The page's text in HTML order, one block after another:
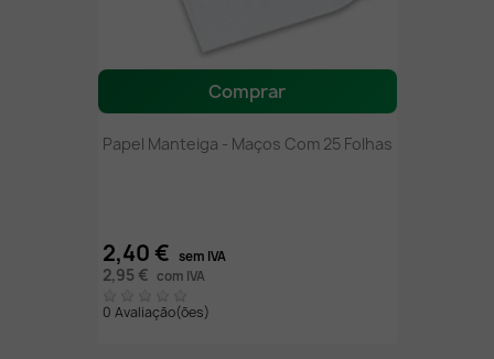
Comprar
Papel Manteiga - Maços Com 25 Folhas
2,40 € sem IVA
2,95 € com IVA
0 Avaliação(ões)